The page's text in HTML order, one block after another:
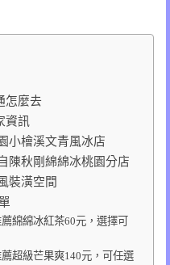
怎麼去
資訊
小檜溪文青風冰店
陳秋剛綿綿冰桃園分店
裝潢空間
綿綿冰紅茶60元，選擇可
超級芒果爽140元，可任選